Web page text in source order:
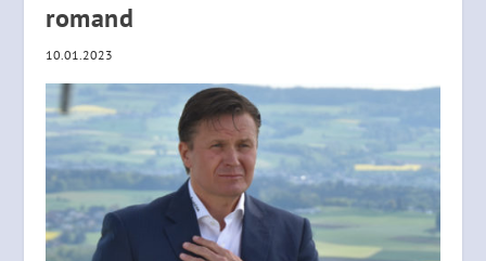
romand
10.01.2023